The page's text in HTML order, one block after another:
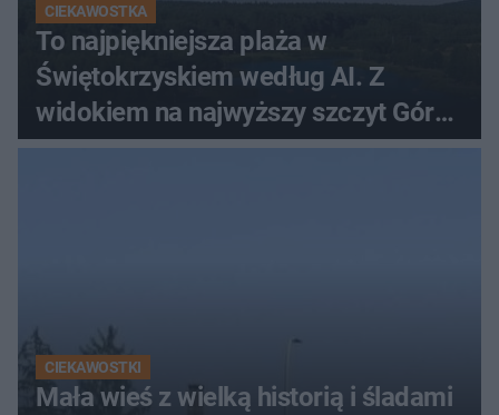
CIEKAWOSTKA
To najpiękniejsza plaża w
Świętokrzyskiem według AI. Z
widokiem na najwyższy szczyt Gór
Świętokrzyskich
CIEKAWOSTKI
Mała wieś z wielką historią i śladami